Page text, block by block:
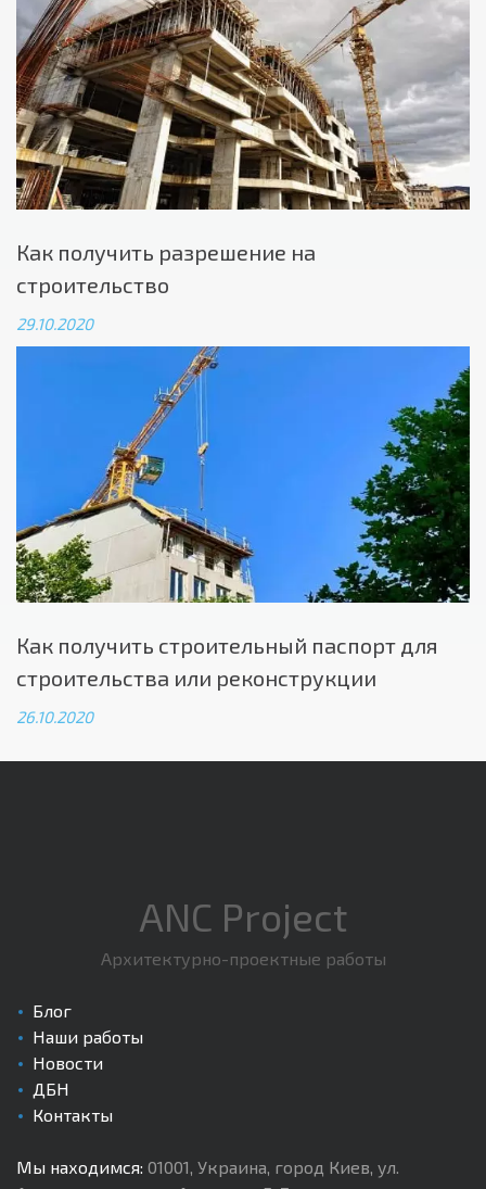
Как получить разрешение на
строительство
29.10.2020
Как получить строительный паспорт для
строительства или реконструкции
26.10.2020
ANC Project
Архитектурно-проектные работы
Блог
Наши работы
Новости
ДБН
Контакты
Мы находимся: 01001, Украина, город Киев, ул.